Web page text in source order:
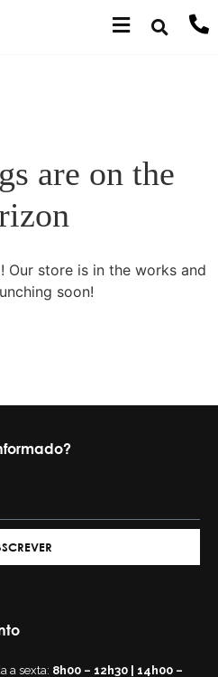
are on the
Our store is in the works and
soon!
a sexta: 8h00 – 12h30 | 14h00 –